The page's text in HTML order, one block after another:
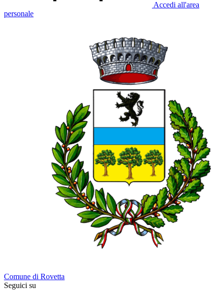
Accedi all'area
personale
Comune di Rovetta
Seguici su